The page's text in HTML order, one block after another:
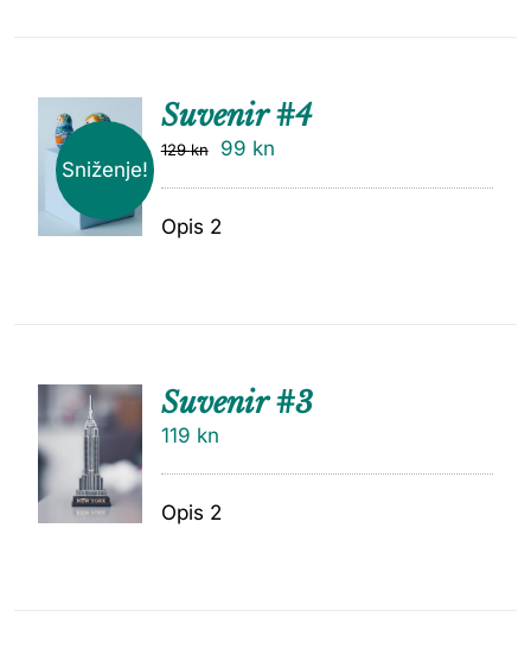
Sniženje!
DODAJ
Suvenir #4
129kn 99 kn
Opis 2
DODAJ
Suvenir #3
119 kn
Opis 2